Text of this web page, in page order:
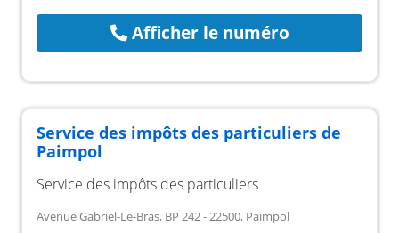
Afficher le numéro
Service des impôts des particuliers de
Paimpol
Service des impôts des particuliers
Avenue Gabriel-Le-Bras, BP 242 - 22500, Paimpol